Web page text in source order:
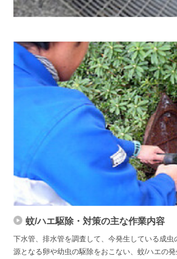
蚊/ハエ駆除・対策の主な作業内容
下水管、排水管を調査して、今発生している成虫
源となる卵や幼虫の駆除をおこない、蚊/ハエの